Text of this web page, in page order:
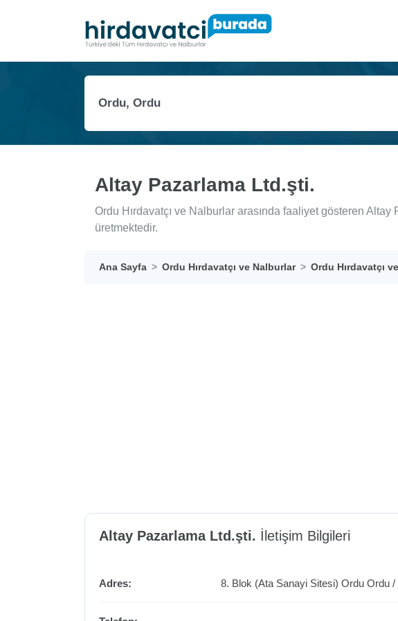
Altay Pazarlama Ltd.şti.
Ordu Hırdavatçı ve Nalburlar arasında faaliyet gösteren
üretmektedir.
Ana Sayfa Ordu Hırdavatçı ve Nalburlar Ordu Hırdavatçı
Altay Pazarlama Ltd.şti. İletişim Bilgileri
Adres: 8. Blok (Ata Sanayi Sitesi) OrduOrdu /